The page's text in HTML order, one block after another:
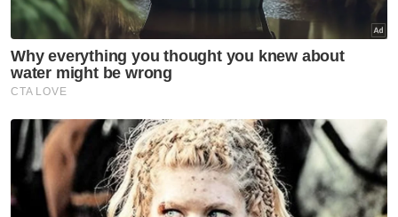
Katanya, portfolionya juga selari dengan
portfolio Timbalan Perdana Menteri yang
juga Presiden UMNO, Datuk Seri Ahmad
Zahid Hamidi yang memegang jawatan
sebagai Menteri Kemajuan Desa dan Wilayah
dan Rashidi percaya ia lebih mudah untuk
saya memohon peruntukan untuk kemajuan
masyarakat di desa untuk Pulau Pinang.